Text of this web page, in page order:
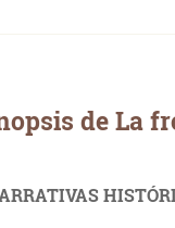
de La